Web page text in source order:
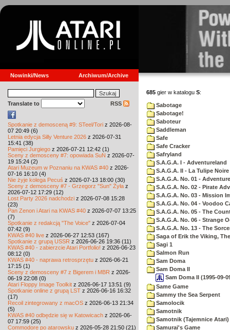
Nowinki/News Archiwum/Archive
Translate to RSS
Spotkanie z demosceną #9: STeel/Tori z 2026-08-
07 20:49 (6)
Letnia edycja Silly Venture 2026 z 2026-07-31
15:41 (38)
Pamięci Jurgiego z 2026-07-21 12:42 (1)
Sceny z demosceny #7: opowiada SuN z 2026-07-
19 15:24 (2)
Atari Muzeum w Poznaniu na KWAS #40 z 2026-
07-16 16:10 (4)
Nie żyje kolega Pecuś z 2026-07-13 18:00 (30)
Sceny z demosceny #7 - Grzegorz "Sun" Żyła z
2026-07-12 17:29 (12)
Lost Party 2026 nadchodzi z 2026-07-08 15:28
(23)
Pan Zenon i Atari na KWAS #40 z 2026-07-07 13:25
(7)
Spotkanie z redakcją "The Voice" z 2026-07-04
07:42 (9)
KWAS #40 live z 2026-06-27 12:53 (167)
Spotkanie z grupą USSR z 2026-06-26 19:36 (11)
KWAS #40 - zabierzcie Atari Portfolio! z 2026-06-23
08:12 (0)
KWAS #40 - naprawa retrosprzętu z 2026-06-21
17:15 (1)
Sceny z demosceny #7 z Bigerem i MBR z 2026-
06-19 22:08 (0)
Atari Floppy Image Toolkit z 2026-06-17 13:51 (9)
Spotkanie online z grupą LST z 2026-06-16 16:32
(17)
Recoil zintegrowany z macOS z 2026-06-13 21:34
(5)
KWAS #40 odbędzie się w Katowicach z 2026-06-
07 17:59 (25)
Commodore po atarowsku z 2026-05-28 21:50 (21)
685 gier w katalogu S:
Sabotage
Sabotage!
Saboteur
Saddleman
Safe
Safe Cracker
Safryland
S.A.G.A. I - Adventureland
S.A.G.A. II - La Tulipe Noire
S.A.G.A. No. 01 -
S.A.G.A. No. 02 - Pirate
S.A.G.A. No. 03 - Mission
S.A.G.A. No. 04 - Voodoo
S.A.G.A. No. 05 - The
S.A.G.A. No. 06 - Strange
S.A.G.A. No. 13 - The
Saga of Erik the Viking, The
Sagi 1
Salmon Run
Sam Doma
Sam Doma II
Sam Doma II (1995-09-
Same Game
Sammy the Sea Serpent
Samolocik
Samotnik
Samotnik (Tajemnice Atari)
Samurai's Game